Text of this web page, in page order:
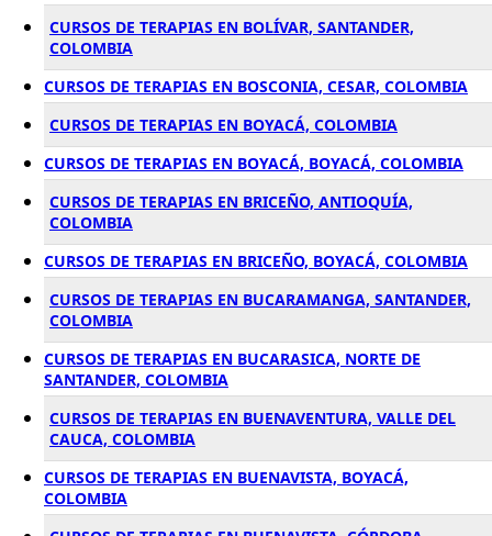
CURSOS DE TERAPIAS EN BOLÍVAR, SANTANDER,
COLOMBIA
CURSOS DE TERAPIAS EN BOSCONIA, CESAR, COLOMBIA
CURSOS DE TERAPIAS EN BOYACÁ, COLOMBIA
CURSOS DE TERAPIAS EN BOYACÁ, BOYACÁ, COLOMBIA
CURSOS DE TERAPIAS EN BRICEÑO, ANTIOQUÍA,
COLOMBIA
CURSOS DE TERAPIAS EN BRICEÑO, BOYACÁ, COLOMBIA
CURSOS DE TERAPIAS EN BUCARAMANGA, SANTANDER,
COLOMBIA
CURSOS DE TERAPIAS EN BUCARASICA, NORTE DE
SANTANDER, COLOMBIA
CURSOS DE TERAPIAS EN BUENAVENTURA, VALLE DEL
CAUCA, COLOMBIA
CURSOS DE TERAPIAS EN BUENAVISTA, BOYACÁ,
COLOMBIA